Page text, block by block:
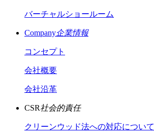
バーチャルショールーム
Company企業情報
コンセプト
会社概要
会社沿革
CSR社会的責任
クリーンウッド法への対応について